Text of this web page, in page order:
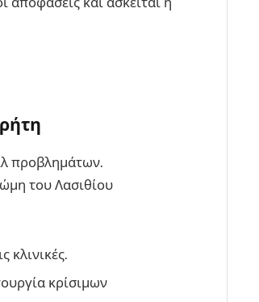
προβλημάτων.
του Λασιθίου
κλινικές.
κρίσιμων